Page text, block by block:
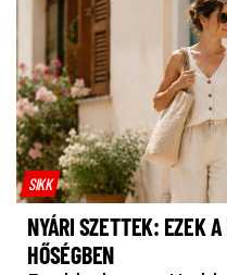
SIKK
NYÁRI SZETTEK: EZEK
HŐSÉGBEN